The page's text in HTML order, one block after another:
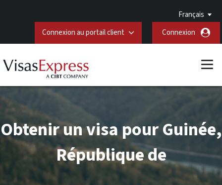
Français
Connexion au portail client
Connexion
Obtenir un visa pour Guinée,
République de